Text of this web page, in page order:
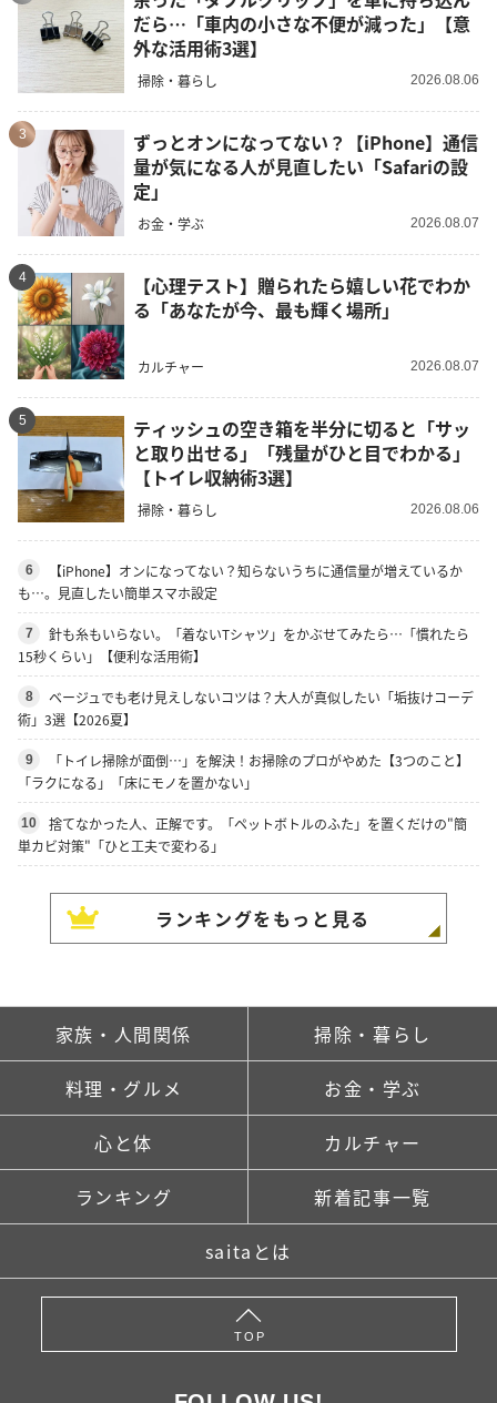
だら…「車内の小さな不便が減った」【意
外な活用術3選】
掃除・暮らし 2026.08.06
3
ずっとオンになってない？【iPhone】通信
量が気になる人が見直したい「Safariの設
定」
お金・学ぶ 2026.08.07
4
【心理テスト】贈られたら嬉しい花でわか
る「あなたが今、最も輝く場所」
カルチャー 2026.08.07
5
ティッシュの空き箱を半分に切ると「サッ
と取り出せる」「残量がひと目でわかる」
【トイレ収納術3選】
掃除・暮らし 2026.08.06
6
【iPhone】オンになってない？知らないうちに通信量が増えているか
も…。見直したい簡単スマホ設定
7
針も糸もいらない。「着ないTシャツ」をかぶせてみたら…「慣れたら
15秒くらい」【便利な活用術】
8
ベージュでも老け見えしないコツは？大人が真似したい「垢抜けコーデ
術」3選【2026夏】
9
「トイレ掃除が面倒…」を解決！お掃除のプロがやめた【3つのこと】
「ラクになる」「床にモノを置かない」
10
捨てなかった人、正解です。「ペットボトルのふた」を置くだけの"簡
単カビ対策"「ひと工夫で変わる」
ランキングをもっと見る
家族・人間関係 掃除・暮らし
料理・グルメ お金・学ぶ
心と体 カルチャー
ランキング 新着記事一覧
saitaとは
TOP